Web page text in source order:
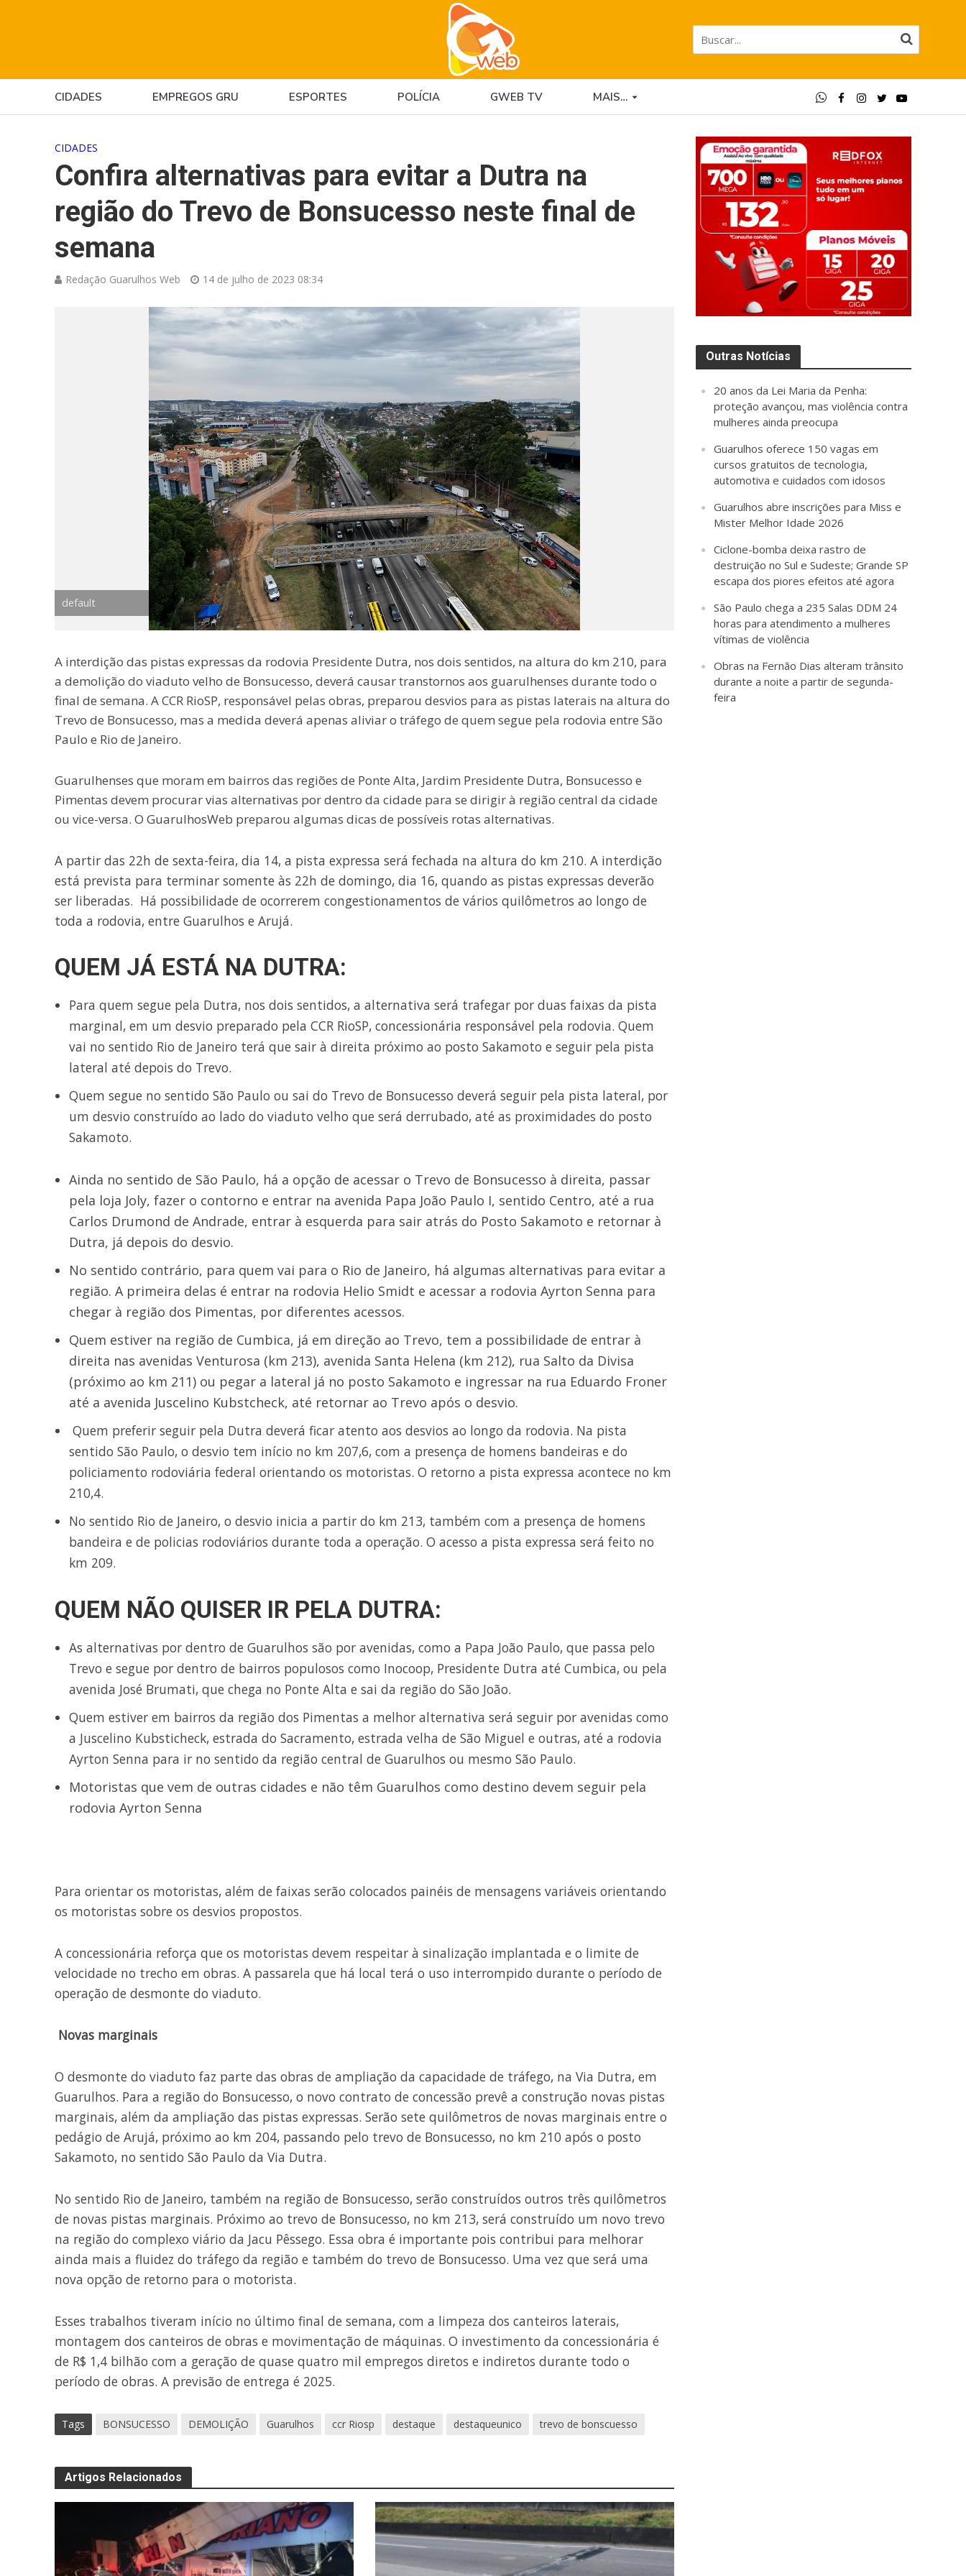
CIDADES EMPREGOS GRU ESPORTES POLÍCIA GWEB TV MAIS…
CIDADES
Confira alternativas para evitar a Dutra na
região do Trevo de Bonsucesso neste final de
semana
Redação Guarulhos Web 14 de julho de 2023 08:34
default
A interdição das pistas expressas da rodovia Presidente Dutra, nos dois sentidos, na altura do km 210, para
a demolição do viaduto velho de Bonsucesso, deverá causar transtornos aos guarulhenses durante todo o
final de semana. A CCR RioSP, responsável pelas obras, preparou desvios para as pistas laterais na altura do
Trevo de Bonsucesso, mas a medida deverá apenas aliviar o tráfego de quem segue pela rodovia entre São
Paulo e Rio de Janeiro.
Guarulhenses que moram em bairros das regiões de Ponte Alta, Jardim Presidente Dutra, Bonsucesso e
Pimentas devem procurar vias alternativas por dentro da cidade para se dirigir à região central da cidade
ou vice-versa. O GuarulhosWeb preparou algumas dicas de possíveis rotas alternativas.
A partir das 22h de sexta-feira, dia 14, a pista expressa será fechada na altura do km 210. A interdição
está prevista para terminar somente às 22h de domingo, dia 16, quando as pistas expressas deverão
ser liberadas. Há possibilidade de ocorrerem congestionamentos de vários quilômetros ao longo de
toda a rodovia, entre Guarulhos e Arujá.
QUEM JÁ ESTÁ NA DUTRA:
Para quem segue pela Dutra, nos dois sentidos, a alternativa será trafegar por duas faixas da pista
marginal, em um desvio preparado pela CCR RioSP, concessionária responsável pela rodovia. Quem
vai no sentido Rio de Janeiro terá que sair à direita próximo ao posto Sakamoto e seguir pela pista
lateral até depois do Trevo.
Quem segue no sentido São Paulo ou sai do Trevo de Bonsucesso deverá seguir pela pista lateral, por
um desvio construído ao lado do viaduto velho que será derrubado, até as proximidades do posto
Sakamoto.
Ainda no sentido de São Paulo, há a opção de acessar o Trevo de Bonsucesso à direita, passar
pela loja Joly, fazer o contorno e entrar na avenida Papa João Paulo I, sentido Centro, até a rua
Carlos Drumond de Andrade, entrar à esquerda para sair atrás do Posto Sakamoto e retornar à
Dutra, já depois do desvio.
No sentido contrário, para quem vai para o Rio de Janeiro, há algumas alternativas para evitar a
região. A primeira delas é entrar na rodovia Helio Smidt e acessar a rodovia Ayrton Senna para
chegar à região dos Pimentas, por diferentes acessos.
Quem estiver na região de Cumbica, já em direção ao Trevo, tem a possibilidade de entrar à
direita nas avenidas Venturosa (km 213), avenida Santa Helena (km 212), rua Salto da Divisa
(próximo ao km 211) ou pegar a lateral já no posto Sakamoto e ingressar na rua Eduardo Froner
até a avenida Juscelino Kubstcheck, até retornar ao Trevo após o desvio.
Quem preferir seguir pela Dutra deverá ficar atento aos desvios ao longo da rodovia. Na pista
sentido São Paulo, o desvio tem início no km 207,6, com a presença de homens bandeiras e do
policiamento rodoviária federal orientando os motoristas. O retorno a pista expressa acontece no km
210,4.
No sentido Rio de Janeiro, o desvio inicia a partir do km 213, também com a presença de homens
bandeira e de policias rodoviários durante toda a operação. O acesso a pista expressa será feito no
km 209.
QUEM NÃO QUISER IR PELA DUTRA:
As alternativas por dentro de Guarulhos são por avenidas, como a Papa João Paulo, que passa pelo
Trevo e segue por dentro de bairros populosos como Inocoop, Presidente Dutra até Cumbica, ou pela
avenida José Brumati, que chega no Ponte Alta e sai da região do São João.
Quem estiver em bairros da região dos Pimentas a melhor alternativa será seguir por avenidas como
a Juscelino Kubsticheck, estrada do Sacramento, estrada velha de São Miguel e outras, até a rodovia
Ayrton Senna para ir no sentido da região central de Guarulhos ou mesmo São Paulo.
Motoristas que vem de outras cidades e não têm Guarulhos como destino devem seguir pela
rodovia Ayrton Senna
Para orientar os motoristas, além de faixas serão colocados painéis de mensagens variáveis orientando
os motoristas sobre os desvios propostos.
A concessionária reforça que os motoristas devem respeitar à sinalização implantada e o limite de
velocidade no trecho em obras. A passarela que há local terá o uso interrompido durante o período de
operação de desmonte do viaduto.
Novas marginais
O desmonte do viaduto faz parte das obras de ampliação da capacidade de tráfego, na Via Dutra, em
Guarulhos. Para a região do Bonsucesso, o novo contrato de concessão prevê a construção novas pistas
marginais, além da ampliação das pistas expressas. Serão sete quilômetros de novas marginais entre o
pedágio de Arujá, próximo ao km 204, passando pelo trevo de Bonsucesso, no km 210 após o posto
Sakamoto, no sentido São Paulo da Via Dutra.
No sentido Rio de Janeiro, também na região de Bonsucesso, serão construídos outros três quilômetros
de novas pistas marginais. Próximo ao trevo de Bonsucesso, no km 213, será construído um novo trevo
na região do complexo viário da Jacu Pêssego. Essa obra é importante pois contribui para melhorar
ainda mais a fluidez do tráfego da região e também do trevo de Bonsucesso. Uma vez que será uma
nova opção de retorno para o motorista.
Esses trabalhos tiveram início no último final de semana, com a limpeza dos canteiros laterais,
montagem dos canteiros de obras e movimentação de máquinas. O investimento da concessionária é
de R$ 1,4 bilhão com a geração de quase quatro mil empregos diretos e indiretos durante todo o
período de obras. A previsão de entrega é 2025.
Tags BONSUCESSO DEMOLIÇÃO Guarulhos ccr Riosp destaque destaqueunico trevo de bonscuesso
Artigos Relacionados
Outras Notícias
20 anos da Lei Maria da Penha:
proteção avançou, mas violência contra
mulheres ainda preocupa
Guarulhos oferece 150 vagas em
cursos gratuitos de tecnologia,
automotiva e cuidados com idosos
Guarulhos abre inscrições para Miss e
Mister Melhor Idade 2026
Ciclone-bomba deixa rastro de
destruição no Sul e Sudeste; Grande SP
escapa dos piores efeitos até agora
São Paulo chega a 235 Salas DDM 24
horas para atendimento a mulheres
vítimas de violência
Obras na Fernão Dias alteram trânsito
durante a noite a partir de segunda-
feira